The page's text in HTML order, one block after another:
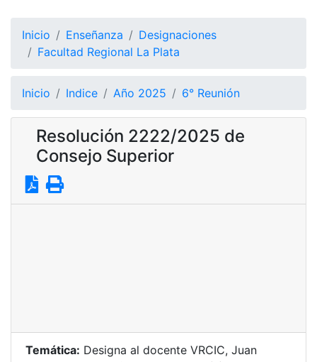
Inicio Enseñanza
Designaciones
Facultad Regional La Plata
Inicio Indice Año 2025 6° Reunión
Resolución 2222/2025 de
Consejo Superior
Temática: Designa al docente VRCIC, Juan